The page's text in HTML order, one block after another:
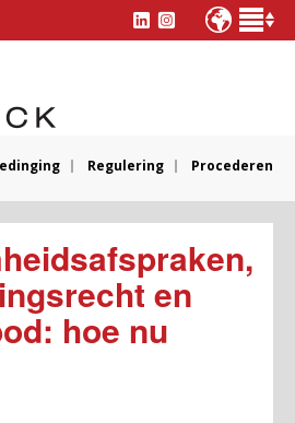
Regulering Procederen
en
hoe nu